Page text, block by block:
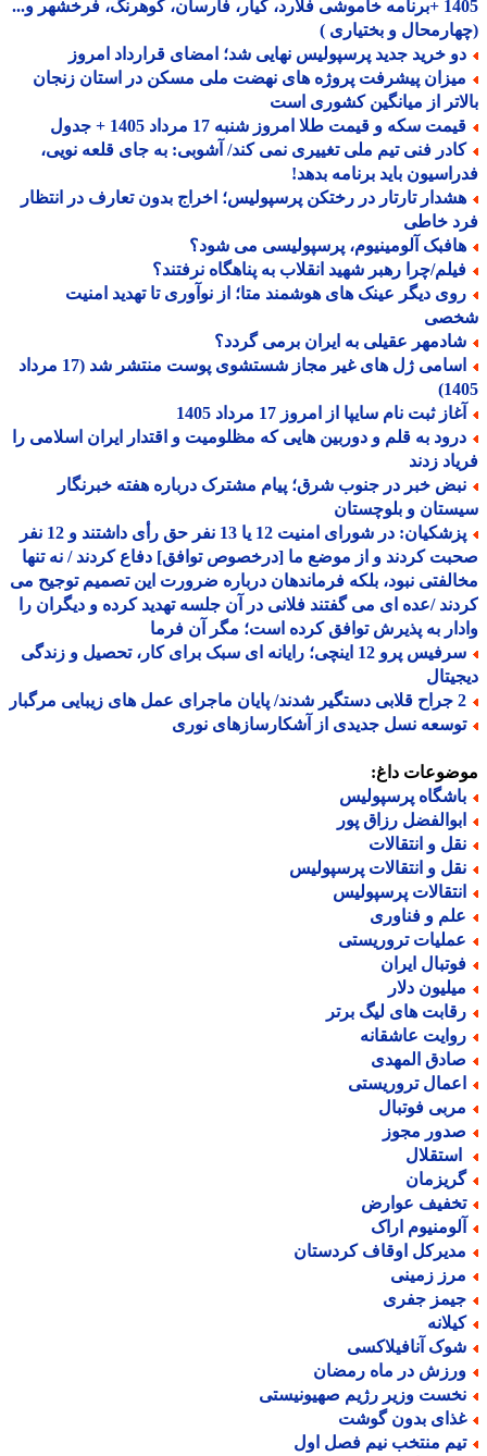
1405 +برنامه خاموشی فلارد، کیار، فارسان، کوهرنگ، فرخشهر و...
و بختیاری )
خرید جدید پرسپولیس نهایی شد؛ امضای قرارداد امروز
پیشرفت پروژه های نهضت ملی مسکن در استان زنجان
از میانگین کشوری است
سکه و قیمت طلا امروز شنبه 17 مرداد 1405 + جدول
فنی تیم ملی تغییری نمی کند/ آشوبی: به جای قلعه نویی،
باید برنامه بدهد!
تارتار در رختکن پرسپولیس؛ اخراج بدون تعارف در انتظار
خاطی
آلومینیوم، پرسپولیسی می شود؟
چرا رهبر شهید انقلاب به پناهگاه نرفتند؟
دیگر عینک های هوشمند متا؛ از نوآوری تا تهدید امنیت
عقیلی به ایران برمی گردد؟
اسامی ژل های غیر مجاز شستشوی پوست منتشر شد (17 مرداد
ثبت نام سایپا از امروز 17 مرداد 1405
به قلم و دوربین هایی که مظلومیت و اقتدار ایران اسلامی را
زدند
خبر در جنوب شرق؛ پیام مشترک درباره هفته خبرنگار
و بلوچستان
پزشکیان: در شورای امنیت 12 یا 13 نفر حق رأی داشتند و 12 نفر
کردند و از موضع ما [درخصوص توافق] دفاع کردند / نه تنها
نبود، بلکه فرماندهان درباره ضرورت این تصمیم توجیح می
/عده ای می گفتند فلانی در آن جلسه تهدید کرده و دیگران را
به پذیرش توافق کرده است؛ مگر آن فرما
سرفیس پرو 12 اینچی؛ رایانه ای سبک برای کار، تحصیل و زندگی
نسل جدیدی از آشکارسازهای نوری
داغ:
پرسپولیس
رزاق پور
و انتقالات
و انتقالات پرسپولیس
پرسپولیس
و فناوری
تروریستی
ایران
دلار
های لیگ برتر
عاشقانه
المهدی
تروریستی
فوتبال
مجوز
عوارض
اراک
اوقاف کردستان
زمینی
جفری
آنافیلاکسی
در ماه رمضان
وزیر رژیم صهیونیستی
بدون گوشت
منتخب نیم فصل اول